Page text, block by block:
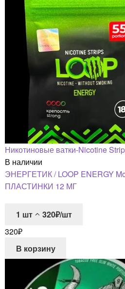
Никотиновые ватки-Nicotine
В наличии
ЭНЕРГЕТИК / LOOP ENERGY
ПЛАСТИНКИ 12 МГ
1 шт
320₽/шт
320₽
В корзину